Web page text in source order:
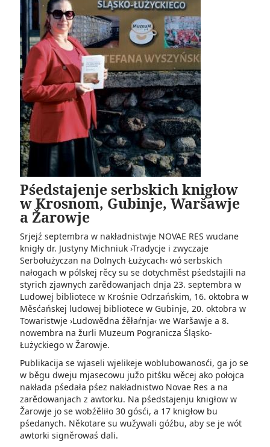
Pśedstajenje serbskich knigłow
w Krosnom, Gubinje, Waršawje
a Žarowje
Srjejź septembra w nakładni­stwje NOVAE RES wudane
knigły dr. Justyny Michniuk ›Tradycje i zwyczaje
Serbołużyczan na Dolnych Łużycach‹ wó serbskich
nałogach w pólskej rěcy su se dotychměst pśedstajili na
styrich zjawnych zarědowanjach dnja 23. septembra w
Ludowej­ bibliotece w Krośnie Odrzańskim, 16. oktobra w
Měsćańskej ludowej bibliotece w Gubinje, 20. oktobra w
Towaristwje ›Ludowědna źěłaŕnja‹ we Waršawje a 8.
nowembra na žurli Muzeum Pogranicza Śląsko-
Łużyckiego w Žarowje.
Publikacija se wjaseli wjelikeje woblubowanosći, ga jo se
w běgu dweju mjasecowu južo pitśku wěcej ako połojca
nakłada pśedała pśez nakładnistwo Novae Res a na
zarědowanjach z awtorku. Na pśedstajenju knigłow w
Žarowje jo se wobźěliło 30 gósći, a 17 knigłow bu
pśedanych. Někotare su wužywali góźbu, aby se je wót
awtorki signěrowaś dali.